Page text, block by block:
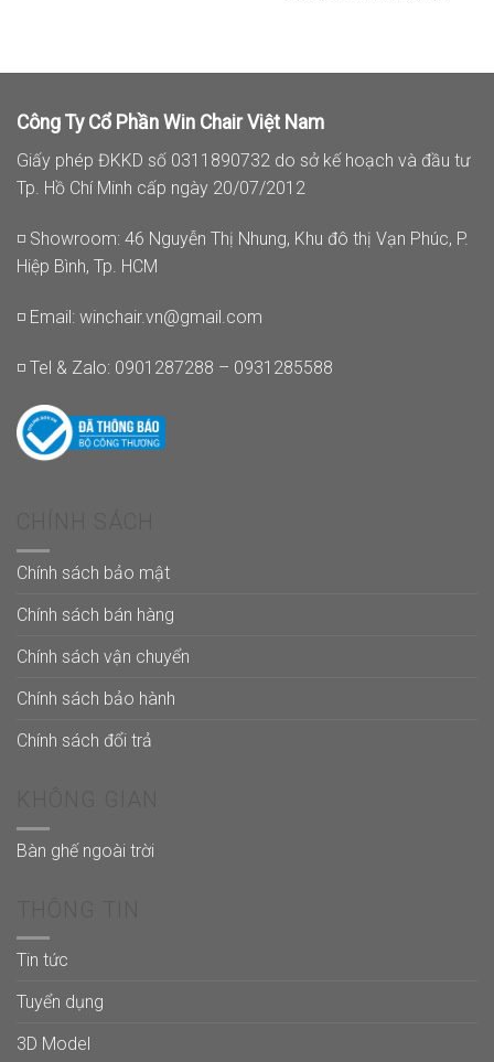
Công Ty Cổ Phần Win Chair Việt Nam
Giấy phép ĐKKD số 0311890732 do sở kế hoạch và đầu tư
Tp. Hồ Chí Minh cấp ngày 20/07/2012
◽ Showroom: 46 Nguyễn Thị Nhung, Khu đô thị Vạn Phúc, P.
Hiệp Bình, Tp. HCM
◽ Email: winchair.vn@gmail.com
◽ Tel & Zalo: 0901287288 – 0931285588
Chính sách bảo mật
Chính sách bán hàng
Chính sách vận chuyển
Chính sách bảo hành
Chính sách đổi trả
Bàn ghế ngoài trời
Tin tức
Tuyển dụng
3D Model